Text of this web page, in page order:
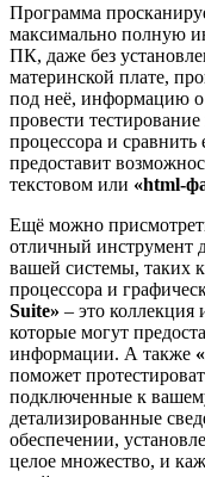
Программа
максимально полную
ПК, даже без
материнской плате,
под неё, информацию о
провести
процессора и
предоставит
текстовом или «html-
Ещё можно
отличный инструмент
вашей системы, таких
процессора и
Suite» – это коллекция
которые могут
информации. А также
поможет
подключенные к
детализированные
обеспечении,
целое множество, и